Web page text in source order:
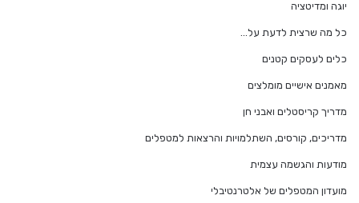
יוגה ומדיטציה
כל מה שרצית לדעת על…
כלים לעסקים קטנים
מאמנים אישיים מומלצים
מדריך קריסטלים ואבני חן
מדריכים, קורסים, השתלמויות והרצאות למטפלים
מודעות והגשמה עצמית
מועדון המטפלים של אלטרנטיבלי